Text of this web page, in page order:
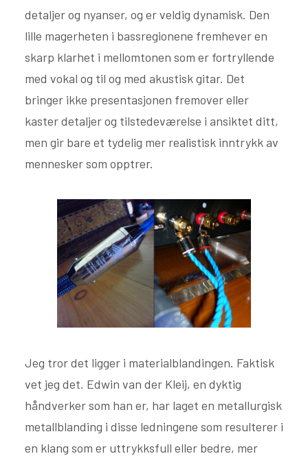
detaljer og nyanser, og er veldig dynamisk. Den
lille magerheten i bassregionene fremhever en
skarp klarhet i mellomtonen som er fortryllende
med vokal og til og med akustisk gitar. Det
bringer ikke presentasjonen fremover eller
kaster detaljer og tilstedeværelse i ansiktet ditt,
men gir bare et tydelig mer realistisk inntrykk av
mennesker som opptrer.
Jeg tror det ligger i materialblandingen. Faktisk
vet jeg det. Edwin van der Kleij, en dyktig
håndverker som han er, har laget en metallurgisk
metallblanding i disse ledningene som resulterer i
en klang som er uttrykksfull eller bedre, mer